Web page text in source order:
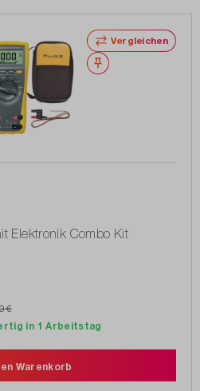
Vergleichen
Merken
Elektronik Combo Kit
€
in 1 Arbeitstag
Warenkorb